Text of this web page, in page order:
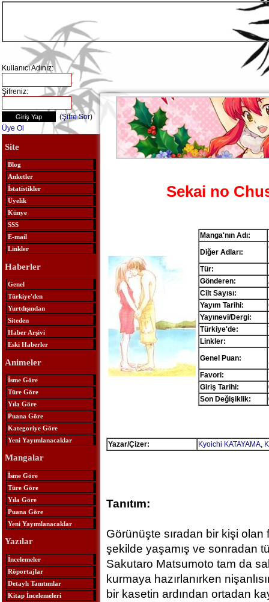
Kullanıcı Adınız:
Şifreniz:
(Şifre Sor)
Üye Ol
Site
Blog
Anketler
İstatistikler
Üyelik
Künye
SSS
E-mail
Linkler
Haberler
Genel
Türkiye'den
Yurtdışından
Siteden
Haber Arşivi
Eski Haberler
Animeler
İsme Göre
Türe Göre
Yıla Göre
Puana Göre
Kategoriye Göre
Yeni Yayımlanacaklar
Mangalar
İsme Göre
Türe Göre
Yıla Göre
Puana Göre
Yeni Yayımlanacaklar
Yazılar
İncelemeler
Röportajlar
Detaylı Tanıtımlar
Kitap İncelemeleri
Sekai no
Manga'nın Adı:
Diğer Adları:
Tür:
Gönderen:
Cilt Sayısı:
Yayım Tarihi:
Yayınevi/Dergi:
Türkiye'de:
Linkler:
Genel Puan:
Favori:
Giriş Tarihi:
Son Değişiklik:
Yazar/Çizer: Kyoichi KATAYAMA,
Tanıtım:
Görünüşte sıradan bir kişi olan
şekilde yaşamış ve sonradan
Sakutaro Matsumoto tam da
kurmaya hazırlanırken
bir kasetin ardından ortadan